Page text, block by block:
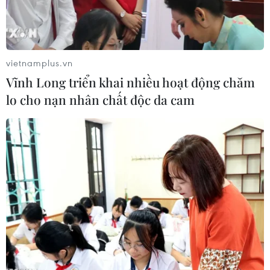
đồng/lít.
Một điểm bán xăng của Petrolimex tại Hà Nội. (Ảnh: Đức
Duy/Vietnam+)
Duy nhất dầu diesel đi xuống, các mặt hàng
xăng dầu còn lại sẽ tăng nhẹ từ chiều nay (31/7).
vietnamplus.vn
Vĩnh Long triển khai nhiều hoạt động chăm
lo cho nạn nhân chất độc da cam